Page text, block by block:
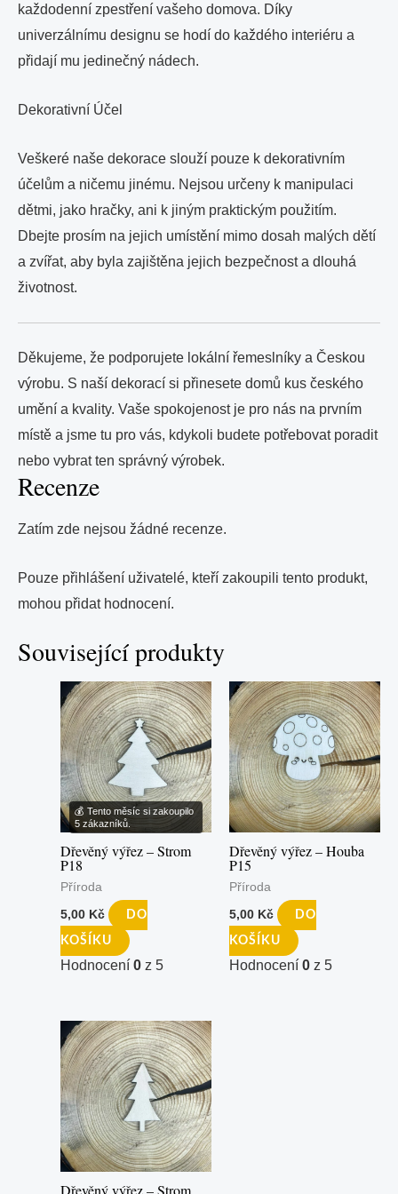
každodenní zpestření vašeho domova. Díky
univerzálnímu designu se hodí do každého interiéru a
přidají mu jedinečný nádech.
Dekorativní Účel
Veškeré naše dekorace slouží pouze k dekorativním
účelům a ničemu jinému. Nejsou určeny k manipulaci
dětmi, jako hračky, ani k jiným praktickým použitím.
Dbejte prosím na jejich umístění mimo dosah malých dětí
a zvířat, aby byla zajištěna jejich bezpečnost a dlouhá
životnost.
Děkujeme, že podporujete lokální řemeslníky a Českou
výrobu. S naší dekorací si přinesete domů kus českého
umění a kvality. Vaše spokojenost je pro nás na prvním
místě a jsme tu pro vás, kdykoli budete potřebovat poradit
nebo vybrat ten správný výrobek.
Recenze
Zatím zde nejsou žádné recenze.
Pouze přihlášení uživatelé, kteří zakoupili tento produkt,
mohou přidat hodnocení.
Související produkty
💰 Tento měsíc si zakoupilo
5 zákazníků.
Dřevěný výřez – Strom
P18
Příroda
5,00 Kč DO
KOŠÍKU
Hodnocení 0 z 5
Dřevěný výřez – Houba
P15
Příroda
5,00 Kč DO
KOŠÍKU
Hodnocení 0 z 5
Dřevěný výřez – Strom